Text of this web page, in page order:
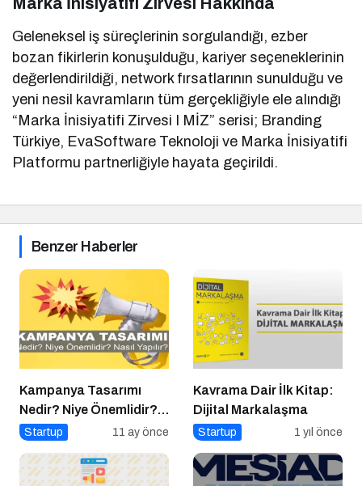
Geleneksel iş süreçlerinin sorgulandığı, ezber
bozan fikirlerin konuşulduğu, kariyer seçeneklerinin
değerlendirildiği, network fırsatlarının sunulduğu ve
yeni nesil kavramların tüm gerçekliğiyle ele alındığı
“Marka İnisiyatifi Zirvesi I MİZ” serisi; Branding
Türkiye, EvaSoftware Teknoloji ve Marka İnisiyatifi
Platformu partnerliğiyle hayata geçirildi.
Benzer Haberler
Kampanya Tasarımı
Nedir? Niye Önemlidir?
Kampanya Tasarımı
Startup 11 ay önce
Kavrama Dair İlk Kitap:
Dijital Markalaşma
Startup 1 yıl önce